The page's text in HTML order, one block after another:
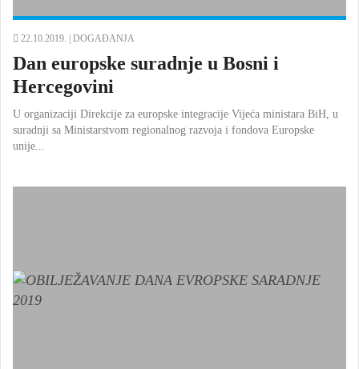
22.10.2019. | DOGAĐANJA
Dan europske suradnje u Bosni i
Hercegovini
U organizaciji Direkcije za europske integracije Vijeća ministara BiH, u
suradnji sa Ministarstvom regionalnog razvoja i fondova Europske
unije...